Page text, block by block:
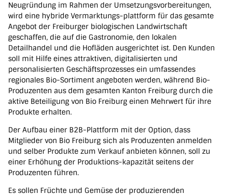
powered by
Neugründung im Rahmen der Umsetzungsvorbereitungen,
wird eine hybride Vermarktungs-plattform für das gesamte
Angebot der Freiburger biologischen Landwirtschaft
geschaffen, die auf die Gastronomie, den lokalen
Detailhandel und die Hofläden ausgerichtet ist. Den Kunden
soll mit Hilfe eines attraktiven, digitalisierten und
personalisierten Geschäftsprozesses ein umfassendes
regionales Bio-Sortiment angeboten werden, während Bio-
Produzenten aus dem gesamten Kanton Freiburg durch die
aktive Beteiligung von Bio Freiburg einen Mehrwert für ihre
Produkte erhalten.
Der Aufbau einer B2B-Plattform mit der Option, dass
Mitglieder von Bio Freiburg sich als Produzenten anmelden
und selber Produkte zum Verkauf anbieten können, soll zu
einer Erhöhung der Produktions-kapazität seitens der
Produzenten führen.
Es sollen Früchte und Gemüse der produzierenden